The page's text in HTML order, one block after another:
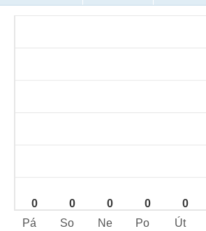
0 0 0 0 0
Pá
So Ne Po Út